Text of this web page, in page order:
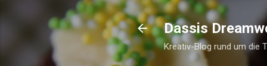
Dassis
Kreativ-Blog rund um die